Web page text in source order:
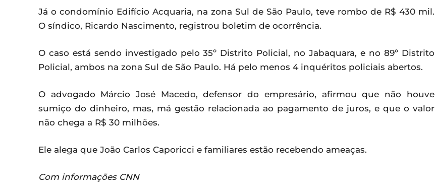
Já o condomínio Edifício Acquaria, na zona Sul de São Paulo, teve rombo de R$ 430 mil.
O síndico, Ricardo Nascimento, registrou boletim de ocorrência.
O caso está sendo investigado pelo 35º Distrito Policial, no Jabaquara, e no 89º Distrito
Policial, ambos na zona Sul de São Paulo. Há pelo menos 4 inquéritos policiais abertos.
O advogado Márcio José Macedo, defensor do empresário, afirmou que não houve
sumiço do dinheiro, mas, má gestão relacionada ao pagamento de juros, e que o valor
não chega a R$ 30 milhões.
Ele alega que João Carlos Caporicci e familiares estão recebendo ameaças.
Com informações CNN